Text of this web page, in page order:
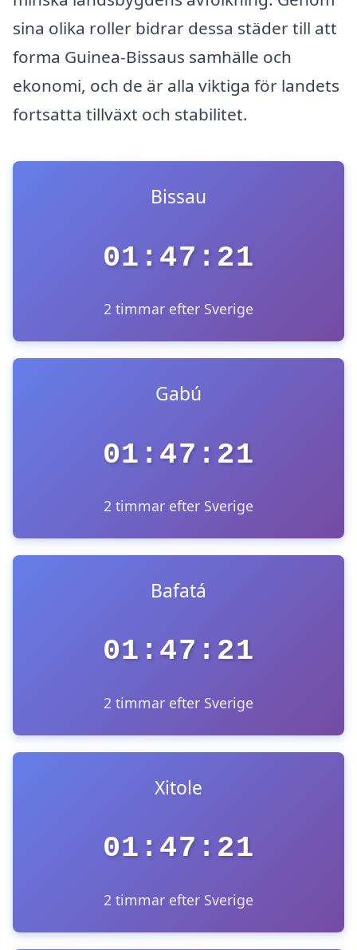
sina olika roller bidrar dessa städer till att
forma Guinea-Bissaus samhälle och
ekonomi, och de är alla viktiga för landets
fortsatta tillväxt och stabilitet.
Bissau
01:47:21
2 timmar efter Sverige
Gabú
01:47:21
2 timmar efter Sverige
Bafatá
01:47:21
2 timmar efter Sverige
Xitole
01:47:21
2 timmar efter Sverige